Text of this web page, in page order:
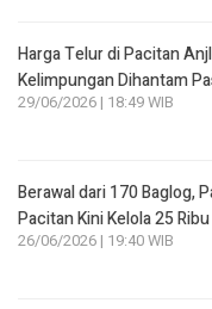
Harga Telur di Pacitan
Kelimpungan Dihantam
29/06/2026 | 18:49 WIB
Berawal dari 170 Baglog,
Pacitan Kini Kelola 25
26/06/2026 | 19:40 WIB